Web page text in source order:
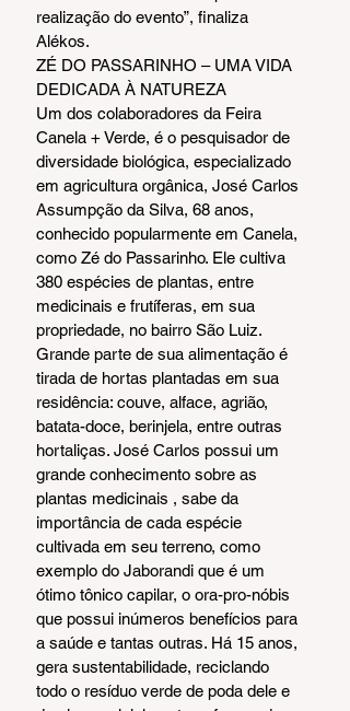
realização do evento”, finaliza
Alékos.
ZÉ DO PASSARINHO – UMA VIDA
DEDICADA À NATUREZA
Um dos colaboradores da Feira
Canela + Verde, é o pesquisador de
diversidade biológica, especializado
em agricultura orgânica, José Carlos
Assumpção da Silva, 68 anos,
conhecido popularmente em Canela,
como Zé do Passarinho. Ele cultiva
380 espécies de plantas, entre
medicinais e frutíferas, em sua
propriedade, no bairro São Luiz.
Grande parte de sua alimentação é
tirada de hortas plantadas em sua
residência: couve, alface, agrião,
batata-doce, berinjela, entre outras
hortaliças. José Carlos possui um
grande conhecimento sobre as
plantas medicinais , sabe da
importância de cada espécie
cultivada em seu terreno, como
exemplo do Jaborandi que é um
ótimo tônico capilar, o ora-pro-nóbis
que possui inúmeros benefícios para
a saúde e tantas outras. Há 15 anos,
gera sustentabilidade, reciclando
todo o resíduo verde de poda dele e